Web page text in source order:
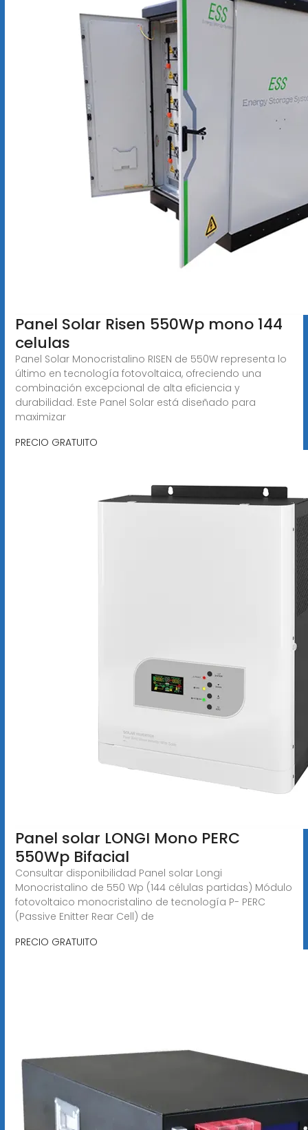
Panel Solar Risen 550Wp mono 144
celulas
Panel Solar Monocristalino RISEN de 550W representa lo
último en tecnología fotovoltaica, ofreciendo una
combinación excepcional de alta eficiencia y
durabilidad. Este Panel Solar está diseñado para
maximizar
PRECIO GRATUITO
Panel solar LONGI Mono PERC
550Wp Bifacial
Consultar disponibilidad Panel solar Longi
Monocristalino de 550 Wp (144 células partidas) Módulo
fotovoltaico monocristalino de tecnología P- PERC
(Passive Enitter Rear Cell) de
PRECIO GRATUITO